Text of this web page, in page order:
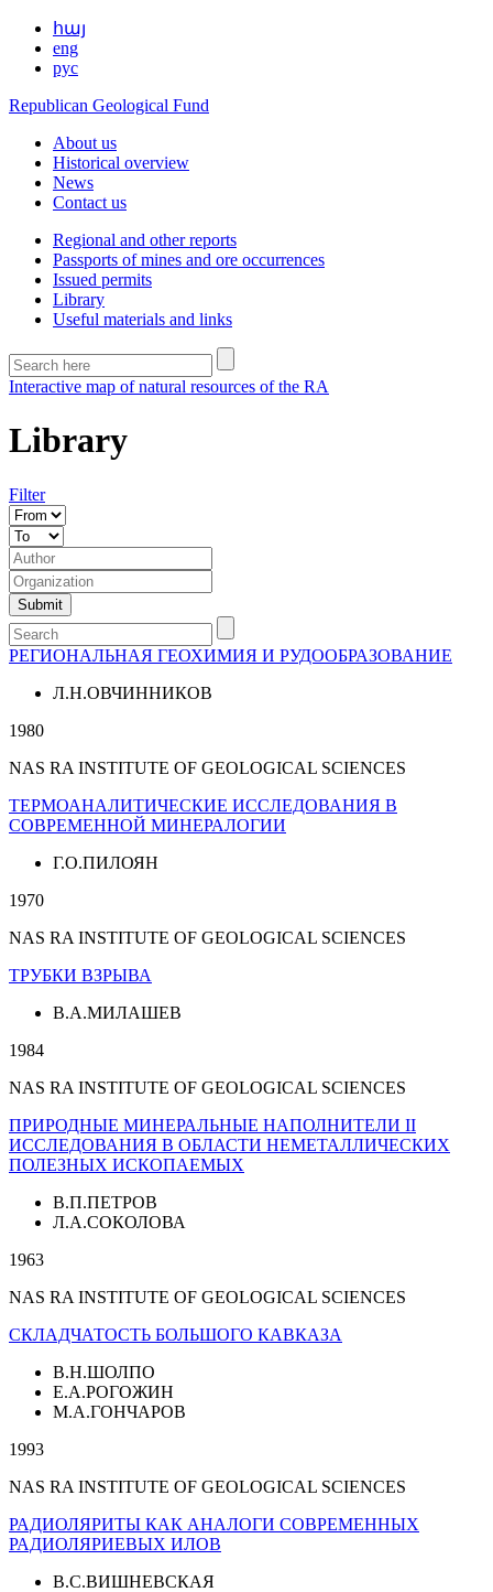
հայ
eng
рус
Republican Geological Fund
About us
Historical overview
News
Contact us
Regional and other reports
Passports of mines and ore occurrences
Issued permits
Library
Useful materials and links
Interactive map of natural resources of the RA
Library
Filter
РЕГИОНАЛЬНАЯ ГЕОХИМИЯ И РУДООБРАЗОВАНИЕ
Л.Н.ОВЧИННИКОВ
1980
NAS RA INSTITUTE OF GEOLOGICAL SCIENCES
ТЕРМОАНАЛИТИЧЕСКИЕ ИССЛЕДОВАНИЯ В
СОВРЕМЕННОЙ МИНЕРАЛОГИИ
Г.О.ПИЛОЯН
1970
NAS RA INSTITUTE OF GEOLOGICAL SCIENCES
ТРУБКИ ВЗРЫВА
В.А.МИЛАШЕВ
1984
NAS RA INSTITUTE OF GEOLOGICAL SCIENCES
ПРИРОДНЫЕ МИНЕРАЛЬНЫЕ НАПОЛНИТЕЛИ II
ИССЛЕДОВАНИЯ В ОБЛАСТИ НЕМЕТАЛЛИЧЕСКИХ
ПОЛЕЗНЫХ ИСКОПАЕМЫХ
В.П.ПЕТРОВ
Л.А.СОКОЛОВА
1963
NAS RA INSTITUTE OF GEOLOGICAL SCIENCES
СКЛАДЧАТОСТЬ БОЛЬШОГО КАВКАЗА
В.Н.ШОЛПО
Е.А.РОГОЖИН
М.А.ГОНЧАРОВ
1993
NAS RA INSTITUTE OF GEOLOGICAL SCIENCES
РАДИОЛЯРИТЫ КАК АНАЛОГИ СОВРЕМЕННЫХ
РАДИОЛЯРИЕВЫХ ИЛОВ
В.С.ВИШНЕВСКАЯ